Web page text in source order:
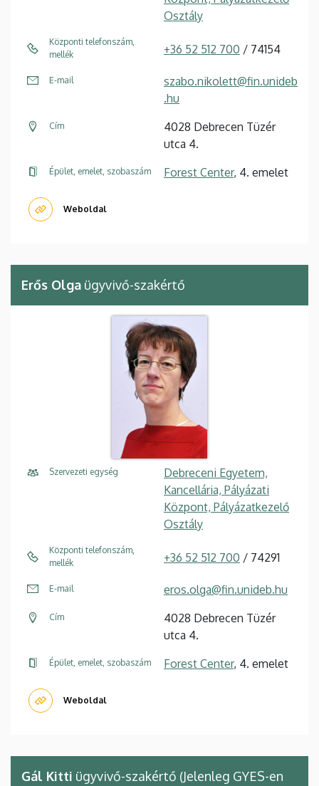
Osztály
Központi telefonszám,
mellék
+36 52 512 700 / 74154
E-mail
szabo.nikolett@fin.unideb
.hu
Cím
4028 Debrecen Tüzér
utca 4.
Épület, emelet, szobaszám Forest Center, 4. emelet
Weboldal
Erős Olga ügyvivő-szakértő
Szervezeti egység
Debreceni Egyetem,
Kancellária, Pályázati
Központ, Pályázatkezelő
Osztály
Központi telefonszám,
mellék
+36 52 512 700 / 74291
E-mail eros.olga@fin.unideb.hu
Cím
4028 Debrecen Tüzér
utca 4.
Épület, emelet, szobaszám Forest Center, 4. emelet
Weboldal
Gál Kitti ügyvivő-szakértő (Jelenleg GYES-en